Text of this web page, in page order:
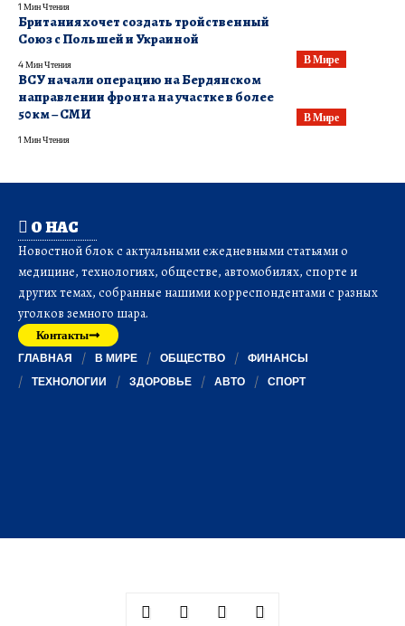
1 Мин Чтения
В Мире
Британия хочет создать тройственный
Союз с Польшей и Украиной
4 Мин Чтения
В Мире
ВСУ начали операцию на Бердянском
направлении фронта на участке в более
50 км – СМИ
1 Мин Чтения
О НАС
Новостной блок с актуальными ежедневными статьями о
медицине, технологиях, обществе, автомобилях, спорте и
других темах, собранные нашими корреспондентами с разных
уголков земного шара.
Контакты
ГЛАВНАЯ В МИРЕ ОБЩЕСТВО
ФИНАНСЫ
ТЕХНОЛОГИИ
ЗДОРОВЬЕ АВТО СПОРТ